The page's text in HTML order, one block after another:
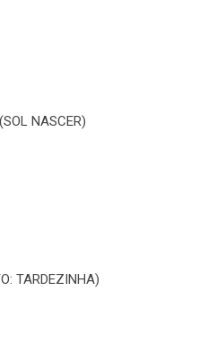
NASCER)
TARDEZINHA)